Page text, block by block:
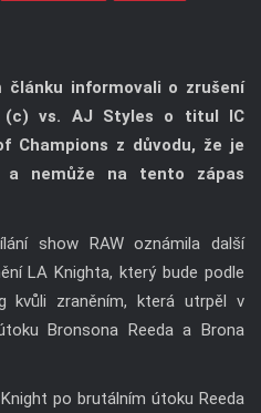
článku informovali o zrušení
(c) vs. AJ Styles o titul IC
Champions z důvodu, že je
a nemůže na tento zápas
show RAW oznámila další
LA Knighta, který bude podle
kvůli zraněním, která utrpěl v
Bronsona Reeda a Brona
po brutálním útoku Reeda